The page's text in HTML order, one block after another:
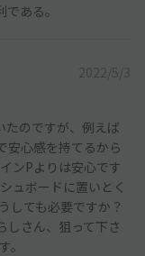
ある。
2022/5/3
たのですが、例えば
安心感を持てるから
ンPよりは安心です
ュボードに置いとく
しても必要ですか？
しさん、狙って下さ
。